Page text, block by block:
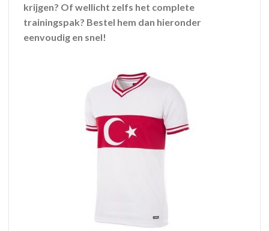
krijgen? Of wellicht zelfs het complete
trainingspak? Bestel hem dan hieronder
eenvoudig en snel!